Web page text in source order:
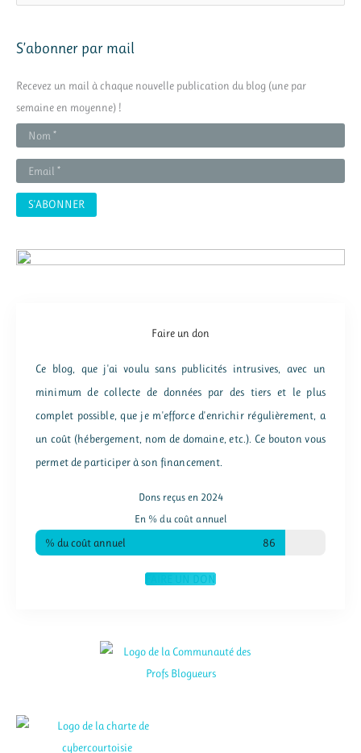
h
r
c
h
e
:
S’abonner par mail
Recevez un mail à chaque nouvelle publication du blog (une par
semaine en moyenne) !
Faire un don
Ce blog, que j'ai voulu sans publicités intrusives, avec un
minimum de collecte de données par des tiers et le plus
complet possible, que je m'efforce d'enrichir régulièrement, a
un coût (hébergement, nom de domaine, etc.). Ce bouton vous
permet de participer à son financement.
Dons reçus en 2024
En % du coût annuel
% du coût annuel 86
FAIRE UN DON